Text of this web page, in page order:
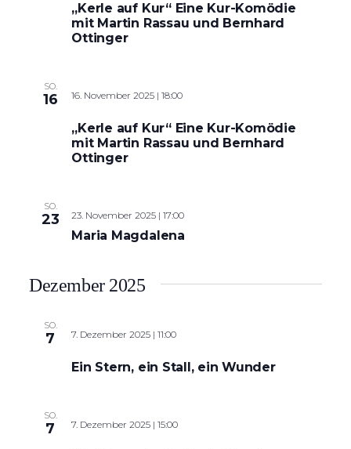
„Kerle auf Kur“ Eine Kur-Komödie
mit Martin Rassau und Bernhard
Ottinger
SO.
16 16. November 2025 | 18:00
„Kerle auf Kur“ Eine Kur-Komödie
mit Martin Rassau und Bernhard
Ottinger
SO.
23 23. November 2025 | 17:00
Maria Magdalena
Dezember 2025
SO.
7 7. Dezember 2025 | 11:00
Ein Stern, ein Stall, ein Wunder
SO.
7 7. Dezember 2025 | 15:00